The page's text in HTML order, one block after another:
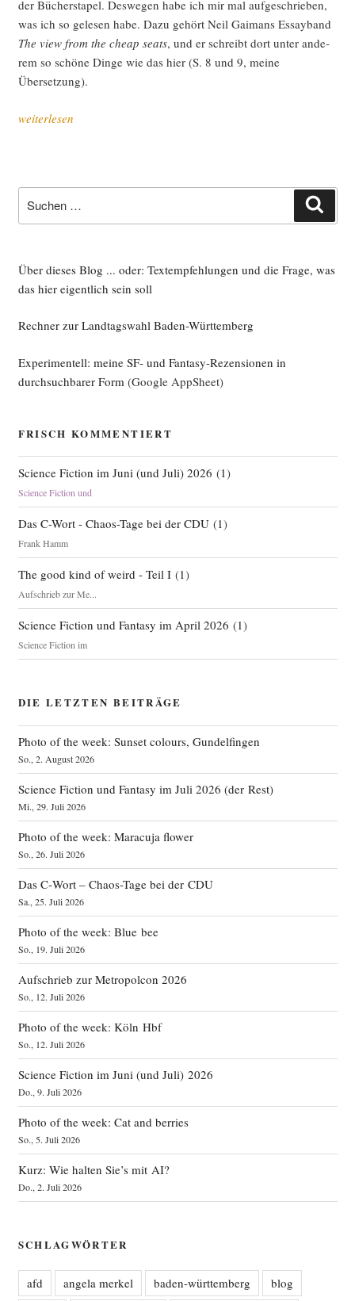
der Bücher­sta­pel. Des­we­gen habe ich mir mal auf­ge­schrie­ben,
was ich so gele­sen habe. Dazu gehört Neil Gai­mans Essay­band
The view from the cheap seats, und er schreibt dort unter ande­
rem so schö­ne Din­ge wie das hier (S. 8 und 9, mei­ne
Übersetzung).
„Tem­
Frei­
räu­
weiterlesen
nach:
Über dieses Blog ... oder: Textempfehlungen und die Frage, was
das hier eigentlich sein soll
Rechner zur Landtagswahl Baden-Württemberg
Experimentell: meine SF- und Fantasy-Rezensionen in
durchsuchbarer Form (Google AppSheet)
FRISCH KOMMENTIERT
Science Fiction im Juni (und Juli) 2026 (1)
Science Fiction und
Das C-Wort - Chaos-Tage bei der CDU(1)
Frank Hamm
The good kind of weird - Teil I(1)
Aufschrieb zur Me...
Science Fiction und Fantasy im April 2026 (1)
Science Fiction im
DIE LETZTEN BEITRÄGE
Photo of the week: Sunset colours, Gundelfingen
So., 2. August 2026
Science Fiction und Fantasy im Juli 2026 (der Rest)
Mi., 29. Juli 2026
Photo of the week: Maracuja flower
So., 26. Juli 2026
Das C‑Wort – Chaos-Tage bei der CDU
Sa., 25. Juli 2026
Photo of the week: Blue bee
So., 19. Juli 2026
Aufschrieb zur Metropolcon 2026
So., 12. Juli 2026
Photo of the week: Köln Hbf
So., 12. Juli 2026
Science Fiction im Juni (und Juli) 2026
Do., 9. Juli 2026
Photo of the week: Cat and berries
So., 5. Juli 2026
Kurz: Wie halten Sie’s mit AI?
Do., 2. Juli 2026
SCHLAGWÖRTER
afd angela merkel baden-württemberg blog